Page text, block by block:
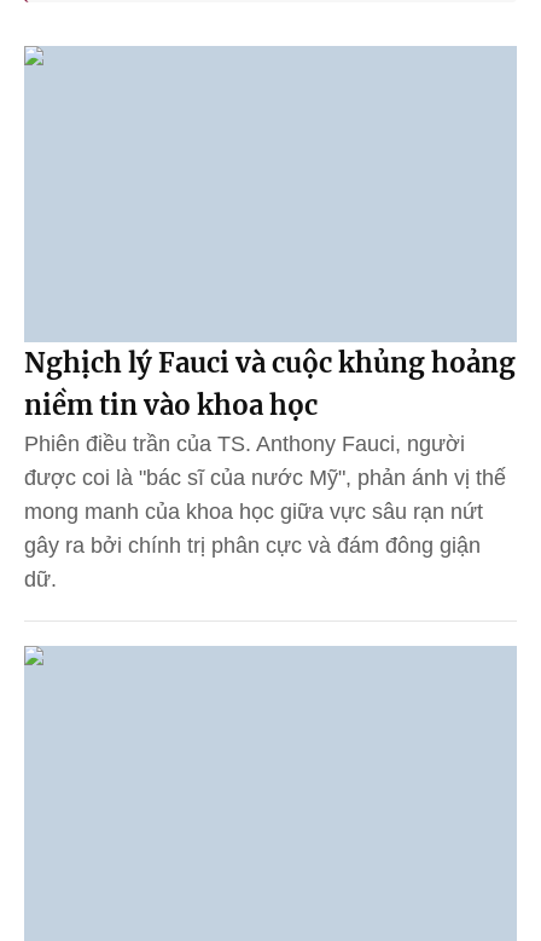
Nghịch lý Fauci và cuộc khủng hoảng
niềm tin vào khoa học
Phiên điều trần của TS. Anthony Fauci, người
được coi là "bác sĩ của nước Mỹ", phản ánh vị thế
mong manh của khoa học giữa vực sâu rạn nứt
gây ra bởi chính trị phân cực và đám đông giận
dữ.